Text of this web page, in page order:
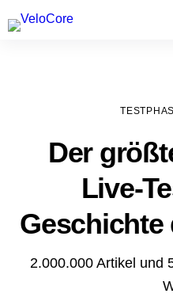
Agenturen &
Der
Live-
Geschichte
2.000.000 Artikel und